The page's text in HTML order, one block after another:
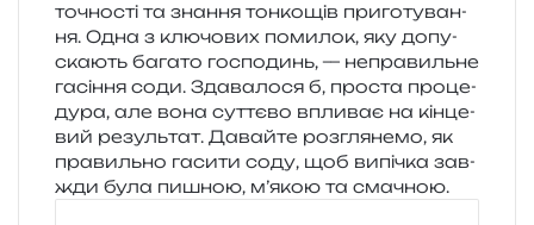
точно­сті та зна­н­ня тон­ко­щів при­го­ту­ва­н­
ня. Одна з клю­чо­вих поми­лок, яку допу­
ска­ють бага­то госпо­динь, — непра­виль­не
гасі­н­ня соди. Здавалося б, про­ста про­це­
ду­ра, але вона сут­тє­во впли­ває на кін­це­
вий резуль­тат. Давайте роз­гля­не­мо, як
пра­виль­но гаси­ти соду, щоб випі­чка зав­
жди була пишною, м’я­кою та смачною.